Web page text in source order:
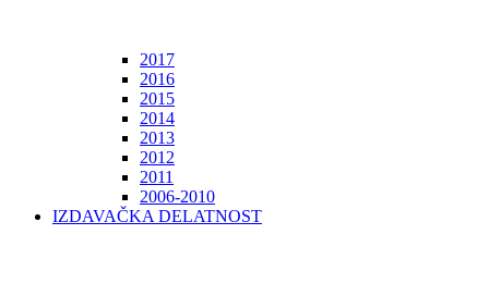
2017
2016
2015
2014
2013
2012
2011
2006-2010
IZDAVAČKA DELATNOST